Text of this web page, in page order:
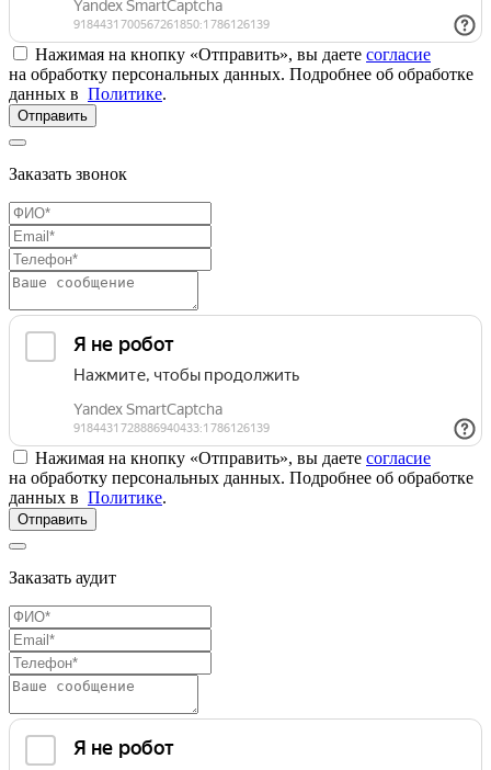
Нажимая на кнопку «Отправить», вы даете согласие
на обработку персональных данных. Подробнее об обработке
данных в Политике.
Отправить
Заказать звонок
Нажимая на кнопку «Отправить», вы даете согласие
на обработку персональных данных. Подробнее об обработке
данных в Политике.
Отправить
Заказать аудит